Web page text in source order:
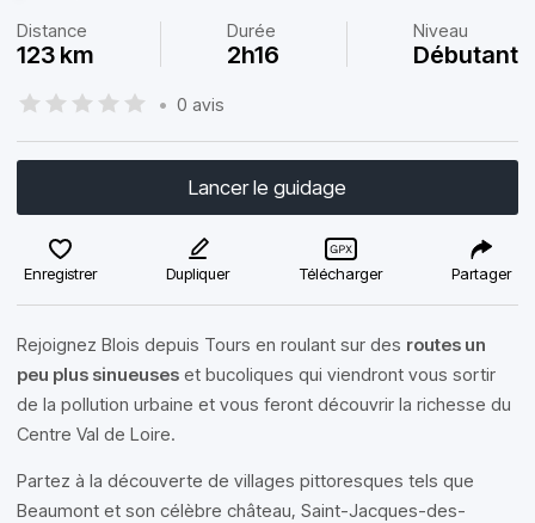
Distance
123 km
Durée
2h16
Niveau
Débutant
• 0 avis
Lancer le guidage
Enregistrer Dupliquer Télécharger Partager
Rejoignez Blois depuis Tours en roulant sur des routes un
peu plus sinueuses et bucoliques qui viendront vous sortir
de la pollution urbaine et vous feront découvrir la richesse du
Centre Val de Loire.
Partez à la découverte de villages pittoresques tels que
Beaumont et son célèbre château, Saint-Jacques-des-